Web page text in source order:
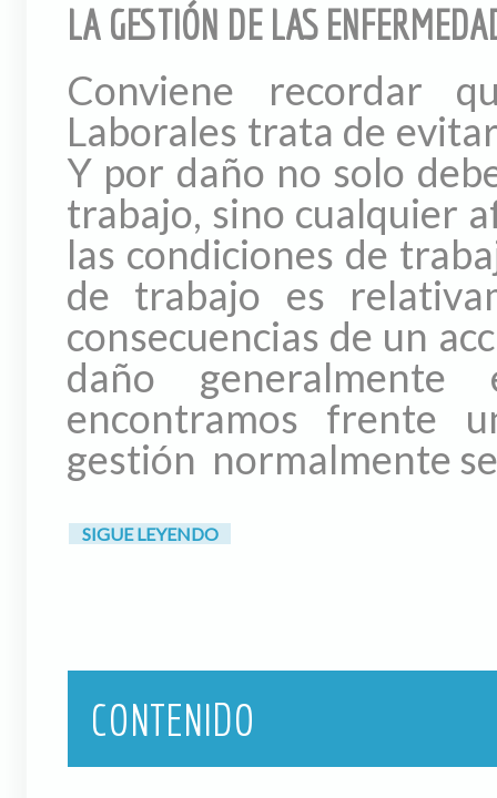
LA GESTIÓN DE LAS
Conviene recordar
Laborales trata de
Y por daño no solo
trabajo, sino cualquier
las condiciones de
de trabajo es
consecuencias de un
daño
encontramos frente
gestión normalmente
SIGUE LEYENDO
CONTENIDO